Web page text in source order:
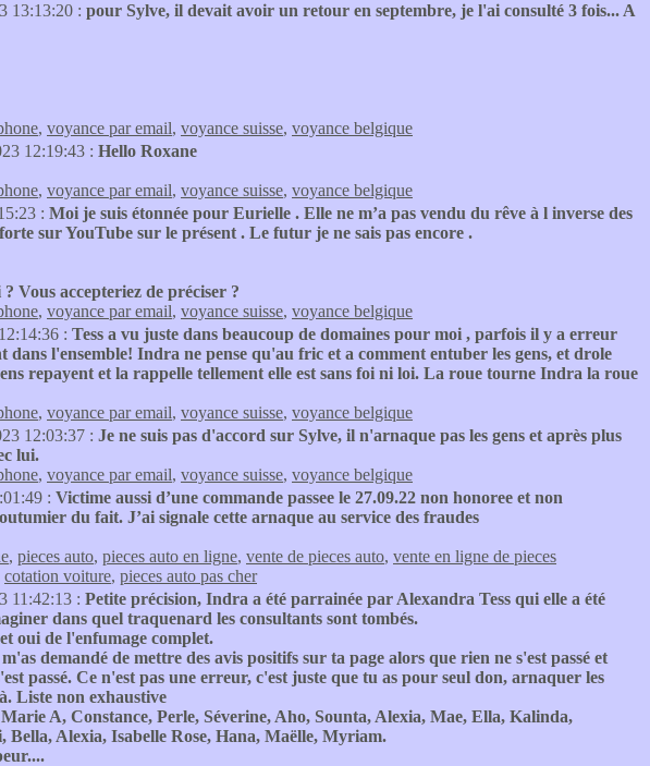
13:13:20 : pour Sylve, il devait avoir un retour en septembre, je l'ai consulté 3 fois... A
, voyance par email, voyance suisse, voyance belgique
12:19:43 : Hello Roxane
, voyance par email, voyance suisse, voyance belgique
: Moi je suis étonnée pour Eurielle . Elle ne m’a pas vendu du rêve à l inverse des
sur YouTube sur le présent . Le futur je ne sais pas encore .
Vous accepteriez de préciser ?
, voyance par email, voyance suisse, voyance belgique
: Tess a vu juste dans beaucoup de domaines pour moi , parfois il y a erreur
l'ensemble! Indra ne pense qu'au fric et a comment entuber les gens, et drole
repayent et la rappelle tellement elle est sans foi ni loi. La roue tourne Indra la roue
, voyance par email, voyance suisse, voyance belgique
12:03:37 : Je ne suis pas d'accord sur Sylve, il n'arnaque pas les gens et après plus
lui.
, voyance par email, voyance suisse, voyance belgique
: Victime aussi d’une commande passee le 27.09.22 non honoree et non
du fait. J’ai signale cette arnaque au service des fraudes
, pieces auto, pieces auto en ligne, vente de pieces auto, vente en ligne de pieces
cotation voiture, pieces auto pas cher
11:42:13 : Petite précision, Indra a été parrainée par Alexandra Tess qui elle a été
dans quel traquenard les consultants sont tombés.
oui de l'enfumage complet.
demandé de mettre des avis positifs sur ta page alors que rien ne s'est passé et
passé. Ce n'est pas une erreur, c'est juste que tu as pour seul don, arnaquer les
Liste non exhaustive
A, Constance, Perle, Séverine, Aho, Sounta, Alexia, Mae, Ella, Kalinda,
Alexia, Isabelle Rose, Hana, Maëlle, Myriam.